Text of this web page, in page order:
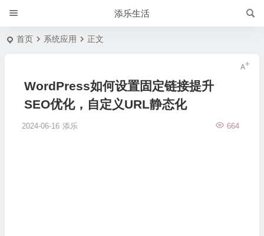
添乐生活
首页 系统应用 正文
WordPress如何设置固定链接提升
SEO优化，自定义URL静态化
2024-06-16 添乐 664